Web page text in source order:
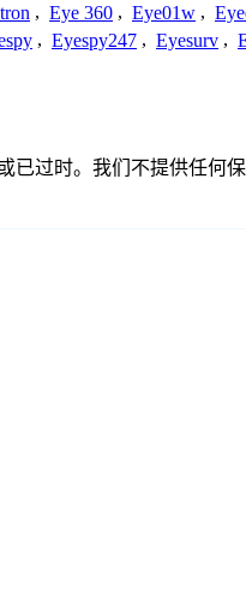
, Eye 360 , Eye01w ,
, Eyespy247 , Eyesurv ,
已过时。我们不提供任何